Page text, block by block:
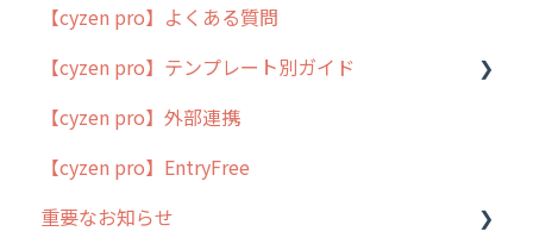
簡易マニュアル
cyzen proの位置情報取得について
用語集
よくある質問
【cyzen pro】よくある質問
【cyzen pro】テンプレート別ガイド
ポスティング
ラウンダー
メンテナンス
【cyzen pro】外部連携
【cyzen pro】EntryFree
重要なお知らせ